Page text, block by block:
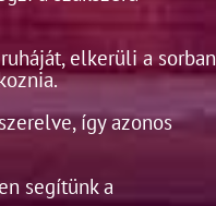
elkerüli a sorban
így azonos
segítünk a